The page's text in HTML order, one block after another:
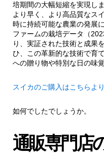
培期間の大幅短縮を実現し
より早く、より高品質なス
時に持続可能な農業の発展
ファームの栽培データ（
り、実証された技術と成果
ひ、この革新的な技術で育
への贈り物や特別な日の味
スイカのご購入はこちらより
如何でしたでしょうか。
通販専門店